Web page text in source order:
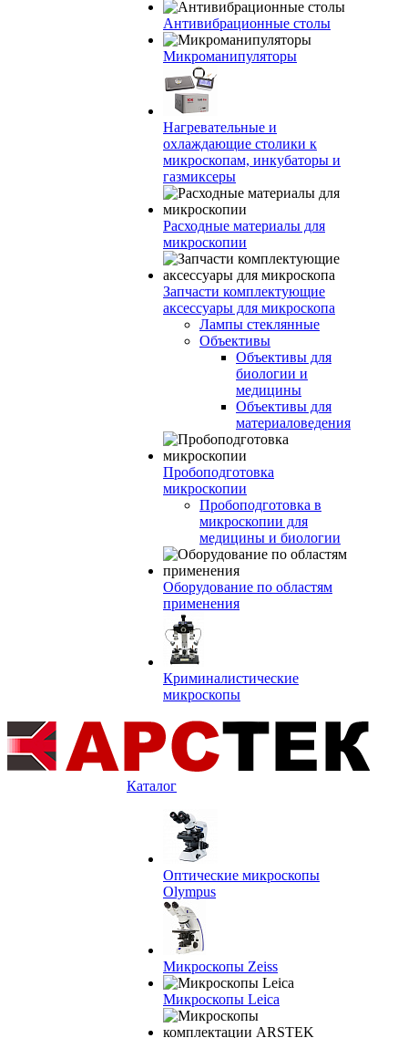
Антивибрационные столы
Микроманипуляторы
Нагревательные и
охлаждающие столики к
микроскопам, инкубаторы и
газмиксеры
Расходные материалы для
микроскопии
Запчасти комплектующие
аксессуары для микроскопа
Лампы стеклянные
Объективы
Объективы для
биологии и
медицины
Объективы для
материаловедения
Пробоподготовка
микроскопии
Пробоподготовка в
микроскопии для
медицины и биологии
Оборудование по областям
применения
Криминалистические
микроскопы
Каталог
Оптические микроскопы
Olympus
Микроскопы Zeiss
Микроскопы Leica